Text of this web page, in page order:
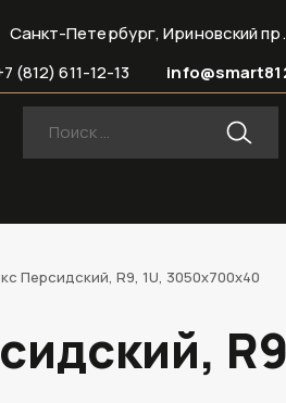
Санкт-Петербург, Ириновский
(812) 611-12-13
Персидский, R9, 1U, 3050х700х40